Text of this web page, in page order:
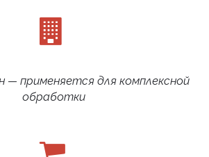
применяется для комплексной
обработки